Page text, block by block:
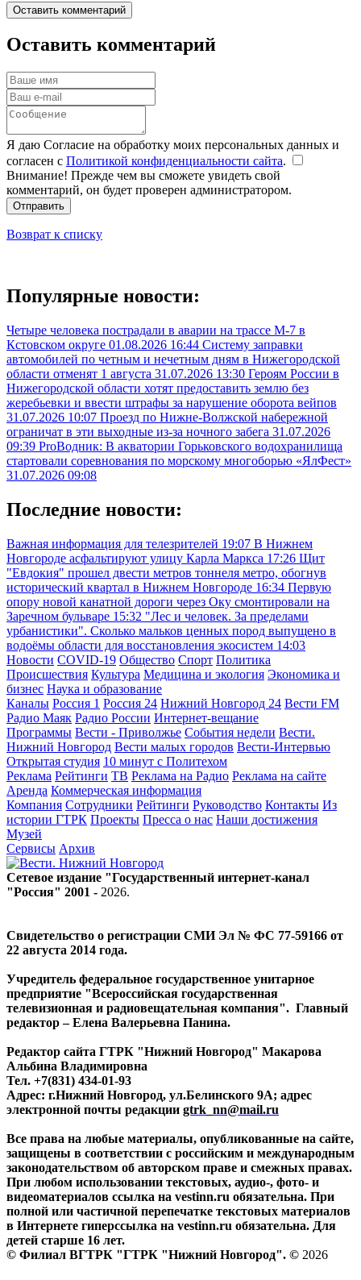
Оставить комментарий
Оставить комментарий
Я даю Согласие на обработку моих персональных данных и
согласен с Политикой конфиденциальности сайта.
Внимание! Прежде чем вы сможете увидеть свой
комментарий, он будет проверен администратором.
Отправить
Возврат к списку
Популярные новости:
Четыре человека пострадали в аварии на трассе М-7 в
Кстовском округе 01.08.2026 16:44 Систему заправки
автомобилей по четным и нечетным дням в Нижегородской
области отменят 1 августа 31.07.2026 13:30 Героям России в
Нижегородской области хотят предоставить землю без
жеребьевки и ввести штрафы за нарушение оборота вейпов
31.07.2026 10:07 Проезд по Нижне-Волжской набережной
ограничат в эти выходные из-за ночного забега 31.07.2026
09:39 ProВодник: В акватории Горьковского водохранилища
стартовали соревнования по морскому многоборью «ЯлФест»
31.07.2026 09:08
Последние новости:
Важная информация для телезрителей 19:07 В Нижнем
Новгороде асфальтируют улицу Карла Маркса 17:26 Щит
"Евдокия" прошел двести метров тоннеля метро, обогнув
исторический квартал в Нижнем Новгороде 16:34 Первую
опору новой канатной дороги через Оку смонтировали на
Заречном бульваре 15:32 "Лес и человек. За пределами
урбанистики". Сколько мальков ценных пород выпущено в
водоёмы области для восстановления экосистем 14:03
Новости COVID-19 Общество Спорт Политика
Происшествия Культура Медицина и экология Экономика и
бизнес Наука и образование
Каналы Россия 1 Россия 24 Нижний Новгород 24 Вести FM
Радио Маяк Радио России Интернет-вещание
Программы Вести - Приволжье События недели Вести.
Нижний Новгород Вести малых городов Вести-Интервью
Открытая студия 10 минут с Политехом
Реклама Рейтинги ТВ Реклама на Радио Реклама на сайте
Аренда Коммерческая информация
Компания Сотрудники Рейтинги Руководство Контакты Из
истории ГТРК Проекты Пресса о нас Наши достижения
Музей
Сервисы Архив
Сетевое издание "Государственный интернет-канал
"Россия" 2001 - 2026.
Свидетельство о регистрации СМИ Эл № ФС 77-59166 от
22 августа 2014 года.
Учредитель федеральное государственное унитарное
предприятие "Всероссийская государственная
телевизионная и радиовещательная компания". Главный
редактор – Елена Валерьевна Панина.
Редактор сайта ГТРК "Нижний Новгород" Макарова
Альбина Владимировна
Тел. +7(831) 434-01-93
Адрес: г.Нижний Новгород, ул.Белинского 9А; адрес
электронной почты редакции gtrk_nn@mail.ru
Все права на любые материалы, опубликованные на сайте,
защищены в соответствии с российским и международным
законодательством об авторском праве и смежных правах.
При любом использовании текстовых, аудио-, фото- и
видеоматериалов ссылка на vestinn.ru обязательна. При
полной или частичной перепечатке текстовых материалов
в Интернете гиперссылка на vestinn.ru обязательна. Для
детей старше 16 лет.
© Филиал ВГТРК "ГТРК "Нижний Новгород". © 2026